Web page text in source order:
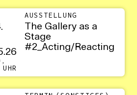
AUSSTELLUNG
The Gallery as a
Stage
#2_Acting/Reacting